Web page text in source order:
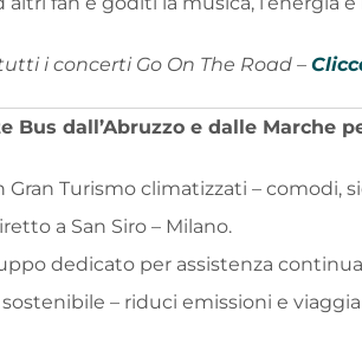
i concerti Go On The Road –
Bus dall’Abruzzo e dalle Marche
Gran Turismo climatizzati – comodi,
a San Siro – Milano.
dedicato per assistenza
– riduci emissioni e